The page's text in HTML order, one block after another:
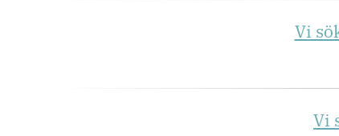
Vi
Vi